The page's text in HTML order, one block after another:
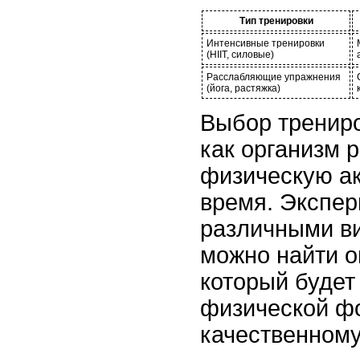
Тип тренировки
Интенсивные тренировки
(HIIT, силовые)
Расслабляющие упражнения
(йога, растяжка)
Выбор
как организм
физическую
время.
различными
можно найти
который
физической